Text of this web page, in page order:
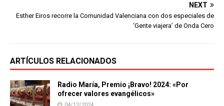
NEXT
Esther Eiros recorre la Comunidad Valenciana con dos especiales de
‘Gente viajera’ de Onda Cero
ARTÍCULOS RELACIONADOS
Radio María, Premio ¡Bravo! 2024: «Por
ofrecer valores evangélicos»